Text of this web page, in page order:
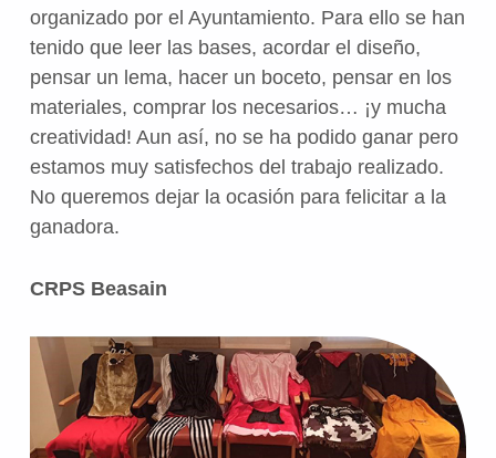
organizado por el Ayuntamiento. Para ello se han
tenido que leer las bases, acordar el diseño,
pensar un lema, hacer un boceto, pensar en los
materiales, comprar los necesarios… ¡y mucha
creatividad! Aun así, no se ha podido ganar pero
estamos muy satisfechos del trabajo realizado.
No queremos dejar la ocasión para felicitar a la
ganadora.
CRPS Beasain